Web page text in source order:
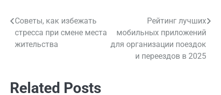
Навигация
по
Советы, как избежать
стресса при смене места
жительства
Рейтинг лучших
мобильных приложений
для организации поездок
и переездов в 2025
Related Posts